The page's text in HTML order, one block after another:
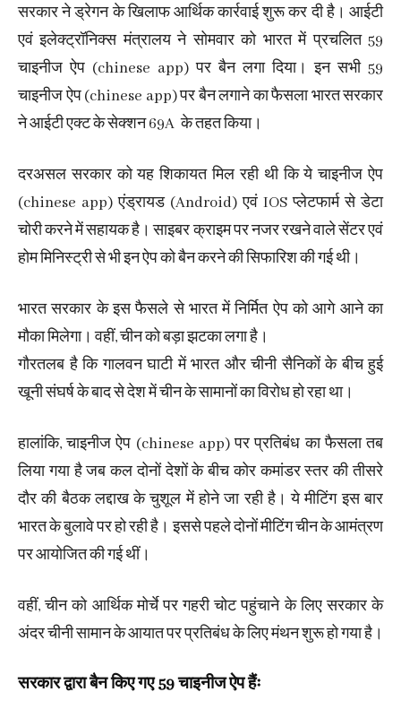
सरकार ने ड्रेगन के खिलाफ आर्थिक कार्रवाई शुरू कर दी है। आईटी
एवं इलेक्ट्रॉनिक्स मंत्रालय ने सोमवार को भारत में प्रचलित 59
चाइनीज ऐप (chinese app) पर बैन लगा दिया। इन सभी 59
चाइनीज ऐप (chinese app) पर बैन लगाने का फैसला भारत सरकार
ने आईटी एक्ट के सेक्शन 69A के तहत किया।
दरअसल सरकार को यह शिकायत मिल रही थी कि ये चाइनीज ऐप
(chinese app) एंड्रायड (Android) एवं IOS प्लेटफार्म से डेटा
चोरी करने में सहायक है। साइबर क्राइम पर नजर रखने वाले सेंटर एवं
होम मिनि​स्ट्री से भी इन ऐप को बैन करने की सिफारिश की गई थी।
भारत सरकार के इस फैसले से भारत में निर्मित ऐप को आगे आने का
मौका मिलेगा। वहीं, चीन को बड़ा झटका लगा है।
गौरतलब है कि गालवन घाटी में भारत और चीनी सैनिकों के बीच हुई
खूनी संघर्ष के बाद से देश में चीन के सामानों का विरोध हो रहा था।
हालांकि, चाइनीज ऐप (chinese app) पर प्रतिबंध का फैसला तब
लिया गया है जब कल दोनों देशों के बीच कोर कमांडर स्तर की तीसरे
दौर की बैठक लद्दाख के चुशूल में होने जा रही है। ये मीटिंग इस बार
भारत के बुलावे पर हो रही है। इससे पहले दोनों मीटिंग चीन के आमंत्रण
पर आयोजित की गई थीं।
वहीं, चीन को आर्थिक मोर्चे पर गहरी चोट पहुंचाने के लिए सरकार के
अंदर चीनी सामान के आयात पर प्रतिबंध के लिए मंथन शुरू हो गया है।
सरकार द्वारा बैन किए गए 59 चाइनीज ऐप हैंः